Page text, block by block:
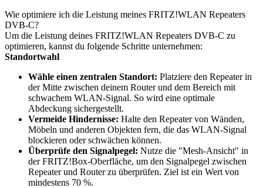
Wie optimiere ich die Leistung meines FRITZ!WLAN Repeaters
DVB-C?
Um die Leistung deines FRITZ!WLAN Repeaters DVB-C zu
optimieren, kannst du folgende Schritte unternehmen:
Standortwahl
Wähle einen zentralen Standort: Platziere den Repeater in
der Mitte zwischen deinem Router und dem Bereich mit
schwachem WLAN-Signal. So wird eine optimale
Abdeckung sichergestellt.
Vermeide Hindernisse: Halte den Repeater von Wänden,
Möbeln und anderen Objekten fern, die das WLAN-Signal
blockieren oder schwächen können.
Überprüfe den Signalpegel: Nutze die "Mesh-Ansicht" in
der FRITZ!Box-Oberfläche, um den Signalpegel zwischen
Repeater und Router zu überprüfen. Ziel ist ein Wert von
mindestens 70 %.